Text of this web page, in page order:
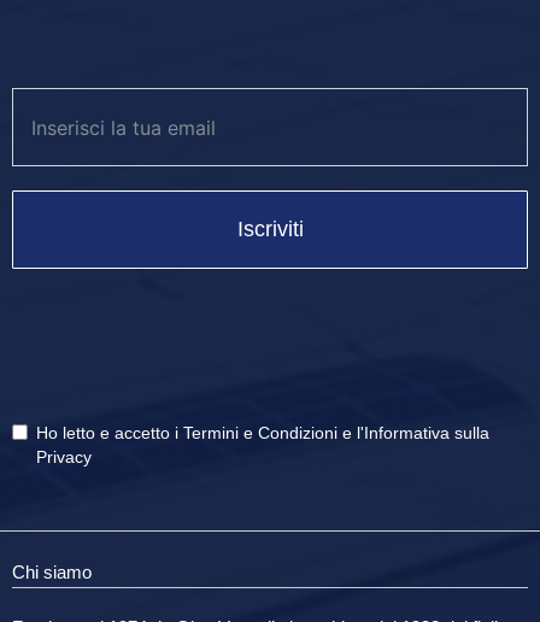
Iscriviti
Ho letto e accetto i Termini e Condizioni e l'Informativa sulla
Privacy
Chi siamo